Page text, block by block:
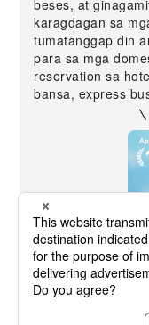
beses, at
karagdagan sa
tumatanggap din
para sa mga
reservation sa
bansa, express